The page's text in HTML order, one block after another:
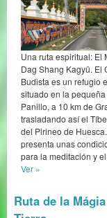
Una ruta espiritual: El
Dag Shang Kagyü. El
Budista es un refugio
situado en la
Panillo, a 10 km de
trasladando así el
del Pirineo de
presenta unas
para la meditación y
Ver »
Ruta de la